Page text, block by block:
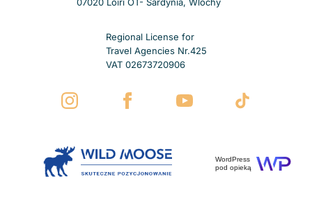
Regional License for
Travel Agencies Nr.425
VAT 02673720906
WordPress
pod opieką